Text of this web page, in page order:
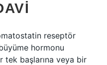
reseptör
hormonu
tek başlarına veya bir